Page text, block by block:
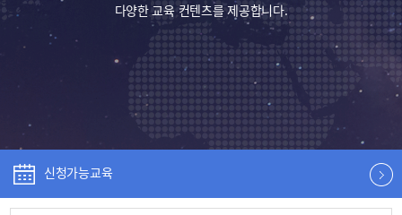
다양한 교육 컨텐츠를 제공합니다.
신청가능교육